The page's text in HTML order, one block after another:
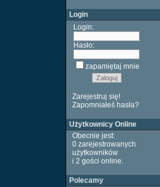
Login
Login:
Hasło:
zapamiętaj mnie
Zarejestruj się!
Zapomniałeś hasła?
Użytkownicy Online
Obecnie jest:
0 zarejestrowanych
użytkowników
i 2 gości online.
Polecamy